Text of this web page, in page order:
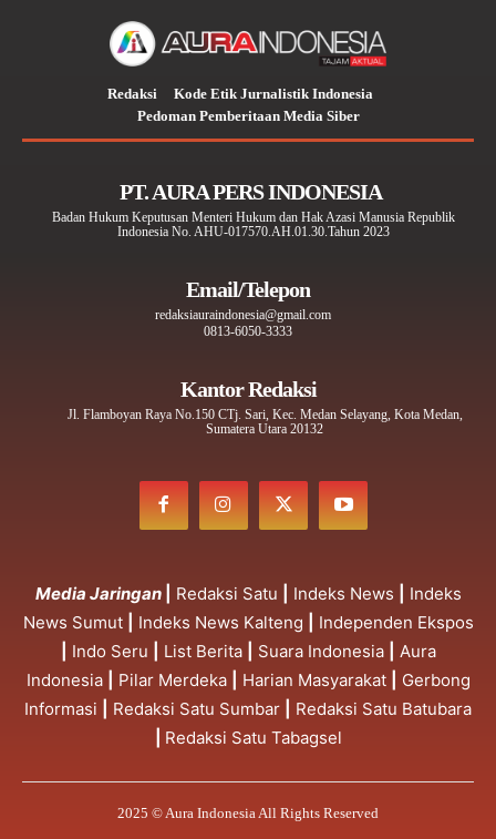
Redaksi
Kode Etik Jurnalistik Indonesia
Pedoman Pemberitaan Media Siber
PT. AURA PERS INDONESIA
Badan Hukum Keputusan Menteri Hukum dan Hak Azasi Manusia Republik
Indonesia No. AHU-017570.AH.01.30.Tahun 2023
Email/Telepon
redaksiauraindonesia@gmail.com
0813-6050-3333
Kantor Redaksi
Jl. Flamboyan Raya No.150 CTj. Sari, Kec. Medan Selayang, Kota Medan,
Sumatera Utara 20132
Media Jaringan Redaksi Satu Indeks News
Indeks
News Sumut
Indeks News Kalteng
Independen Ekspos
Indo Seru List Berita Suara Indonesia
Aura
Indonesia
Pilar Merdeka Harian Masyarakat
Gerbong
Informasi
Redaksi Satu Sumbar
Redaksi Satu Batubara
Redaksi Satu Tabagsel
2025 © Aura Indonesia All Rights Reserved